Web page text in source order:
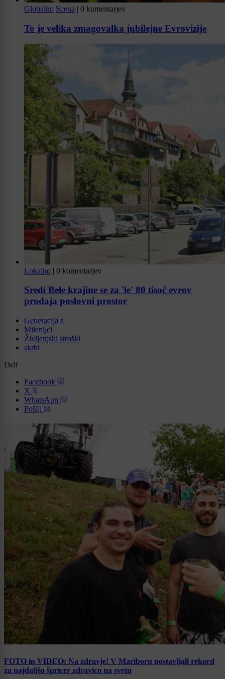
Globalno Scena | 0 komentarjev
To je velika zmagovalka jubilejne Evrovizije
Lokalno | 0 komentarjev
Sredi Bele krajine se za 'le' 80 tisoč evrov
prodaja poslovni prostor
Generacija z
Milenijci
Življenjski stroški
skrbi
Deli
Facebook
X
WhatsApp
Pošlji
FOTO in VIDEO: Na zdravje! V Mariboru postavljali rekord
za najdaljšo špricer zdravico na svetu